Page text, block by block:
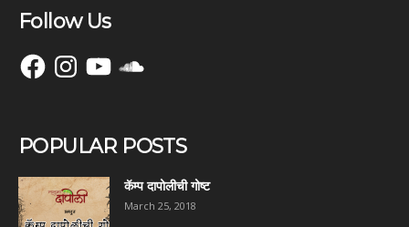
Follow Us
FacebookInstagramYouTubeSoundCloud
POPULAR POSTS
कॅम्प दापोलीची गोष्ट
March 25, 2018